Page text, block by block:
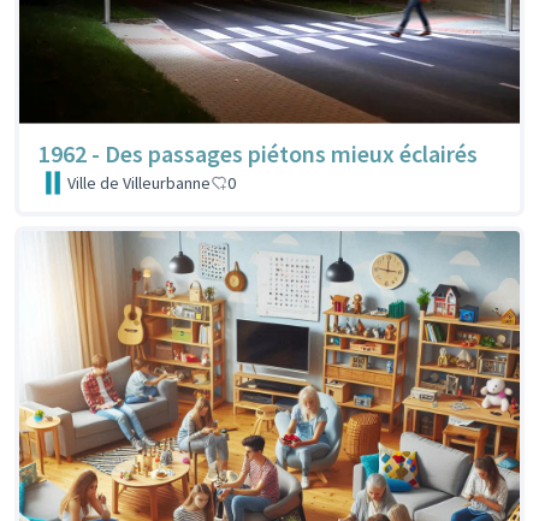
1962 - Des passages piétons mieux éclairés
Ville de Villeurbanne 0